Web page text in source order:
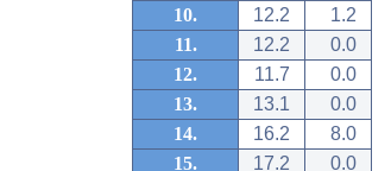
10.
12.2
1.2
11.
12.2
0.0
12.
11.7
0.0
13.
13.1
0.0
14.
16.2
8.0
15.
17.2 0.0